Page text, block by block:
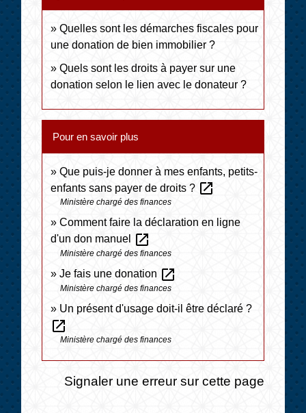
Quelles sont les démarches fiscales pour
une donation de bien immobilier ?
Quels sont les droits à payer sur une
donation selon le lien avec le donateur ?
Pour en savoir plus
Que puis-je donner à mes enfants, petits-
enfants sans payer de droits ? open_in_new
Ministère chargé des finances
Comment faire la déclaration en ligne
d'un don manuel
open_in_new
Ministère chargé des finances
Je fais une donation open_in_new
Ministère chargé des finances
Un présent d'usage doit-il être déclaré ?
open_in_new
Ministère chargé des finances
Signaler une erreur sur cette page